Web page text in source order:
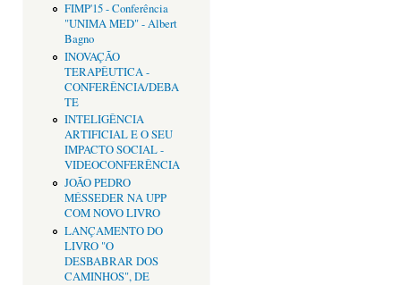
FIMP'15 - Conferência
"UNIMA MED" - Albert
Bagno
INOVAÇÃO
TERAPÊUTICA -
CONFERÊNCIA/DEBA
TE
INTELIGÊNCIA
ARTIFICIAL E O SEU
IMPACTO SOCIAL -
VIDEOCONFERÊNCIA
JOÃO PEDRO
MÉSSEDER NA UPP
COM NOVO LIVRO
LANÇAMENTO DO
LIVRO "O
DESBABRAR DOS
CAMINHOS", DE